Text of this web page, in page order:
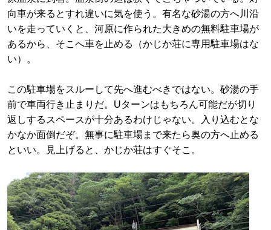
向車が来るとすれ違いに気を使う。有名な砂湯の方へ川沿
いを走っていくと、河原に作られた大きめの無料駐車場が
あるから、そこへ車を止める（かじか荘に専用駐車場はな
い）。
この駐車場をスルーして先へ進むべきではない。砂湯の手
前で車両行き止まりだ。Uターンはもちろん可能だが切り
返しするスペースが十分あるわけじゃない。入り込むとな
かなか面倒だぞ。無事に駐車場まで来たら奥の方へ止める
といい。見上げると、かじか荘はすぐそこ。